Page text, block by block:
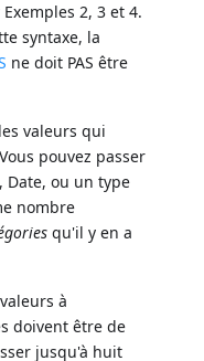
2, 3 et 4.
syntaxe, la
ne doit PAS être
valeurs qui
pouvez passer
Date, ou un type
nombre
qu'il y en a
à
doivent être de
jusqu'à huit